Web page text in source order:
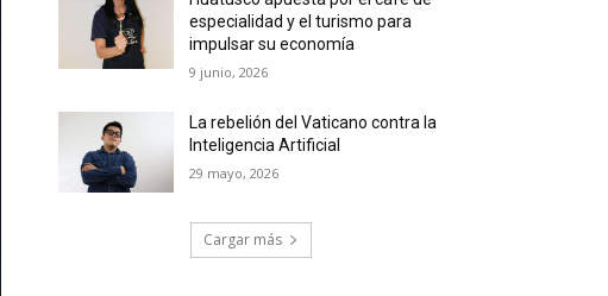
especialidad y el turismo para
impulsar su economía
9 junio, 2026
La rebelión del Vaticano contra la
Inteligencia Artificial
29 mayo, 2026
Cargar más